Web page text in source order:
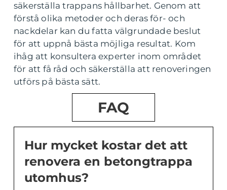
säkerställa trappans hållbarhet. Genom att
förstå olika metoder och deras för- och
nackdelar kan du fatta välgrundade beslut
för att uppnå bästa möjliga resultat. Kom
ihåg att konsultera experter inom området
för att få råd och säkerställa att renoveringen
utförs på bästa sätt.
FAQ
Hur mycket kostar det att
renovera en betongtrappa
utomhus?